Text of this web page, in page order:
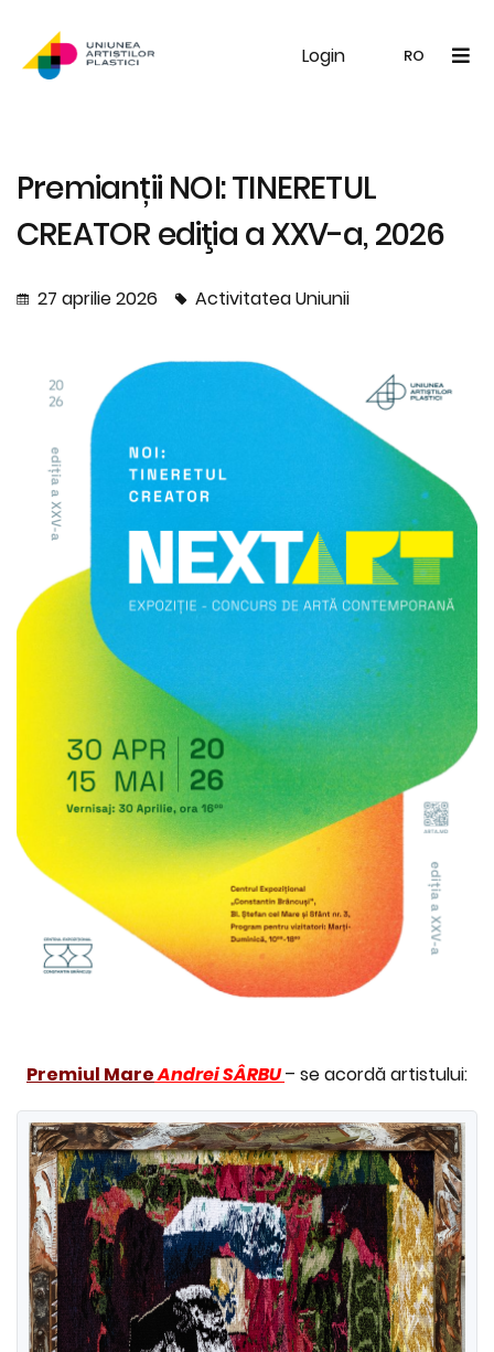
Login RO
UAP Galerie Noutăți
Premianții NOI: TINERETUL
CREATOR ediţia a XXV-a, 2026
27 aprilie 2026 Activitatea Uniunii
Premiul MareAndrei SÂRBU– se acordă artistului: